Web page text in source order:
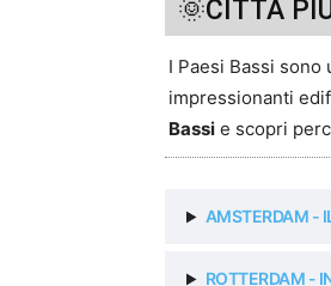
🌞CITTÀ
I Paesi Bassi
impressionanti
Bassi e scopri
AMSTERDAM -
ROTTERDAM -